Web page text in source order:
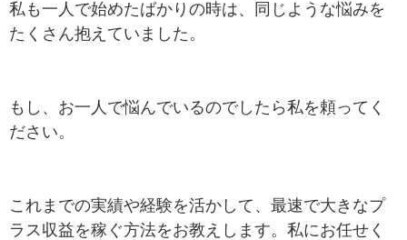
私も一人で始めたばかりの時は、同じような悩みを
たくさん抱えていました。
もし、お一人で悩んでいるのでしたら私を頼ってく
ださい。
これまでの実績や経験を活かして、最速で大きなプ
ラス収益を稼ぐ方法をお教えします。私にお任せく